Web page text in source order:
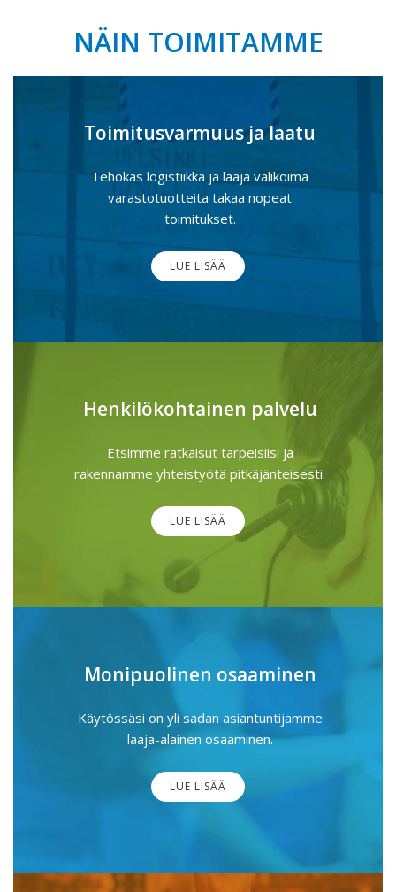
NÄIN TOIMITAMME
Toimitusvarmuus ja laatu
Tehokas logistiikka ja laaja valikoima
varastotuotteita takaa nopeat
toimitukset.
LUE LISÄÄ
Henkilökohtainen palvelu
Etsimme ratkaisut tarpeisiisi ja
rakennamme yhteistyötä pitkäjänteisesti.
LUE LISÄÄ
Monipuolinen osaaminen
Käytössäsi on yli sadan asiantuntijamme
laaja-alainen osaaminen.
LUE LISÄÄ